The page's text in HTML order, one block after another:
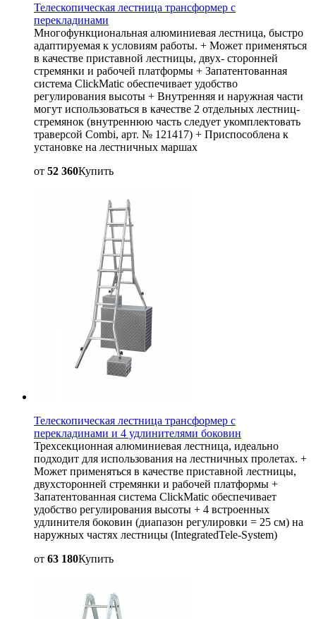
Телескопическая лестница трансформер с
перекладинами
Многофункциональная алюминиевая лестница, быстро
адаптируемая к условиям работы. + Может применяться
в качестве приставной лестницы, двух- сторонней
стремянки и рабочей платформы + Запатентованная
система ClickMatic обеспечивает удобство
регулирования высоты + Внутренняя и наружная части
могут использоваться в качестве 2 отдельных лестниц-
стремянок (внутреннюю часть следует укомплектовать
траверсой Combi, арт. № 121417) + Приспособлена к
установке на лестничных маршах
от 52 360Купить
Телескопическая лестница трансформер с
перекладинами и 4 удлинителями боковин
Трехсекционная алюминиевая лестница, идеально
подходит для использования на лестничных пролетах. +
Может применяться в качестве приставной лестницы,
двухсторонней стремянки и рабочей платформы +
Запатентованная система ClickMatic обеспечивает
удобство регулирования высоты + 4 встроенных
удлинителя боковин (диапазон регулировки = 25 см) на
наружных частях лестницы (IntegratedTele-System)
от 63 180Купить